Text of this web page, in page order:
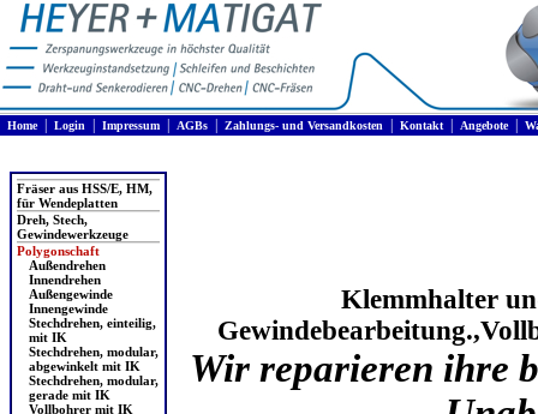
Home| Login Impressum AGBs Zahlungs- und Versandkosten Kontakt| Angebote|
Fräser aus HSS/E, HM,
für Wendeplatten
Dreh, Stech,
Gewindewerkzeuge
Polygonschaft
Außendrehen
Innendrehen
Außengewinde
Innengewinde
Stechdrehen, einteilig,
mit IK
Stechdrehen, modular,
abgewinkelt mit IK
Stechdrehen, modular,
gerade mit IK
Vollbohrer mit IK
Klemmhalter
Wir reparieren ihre